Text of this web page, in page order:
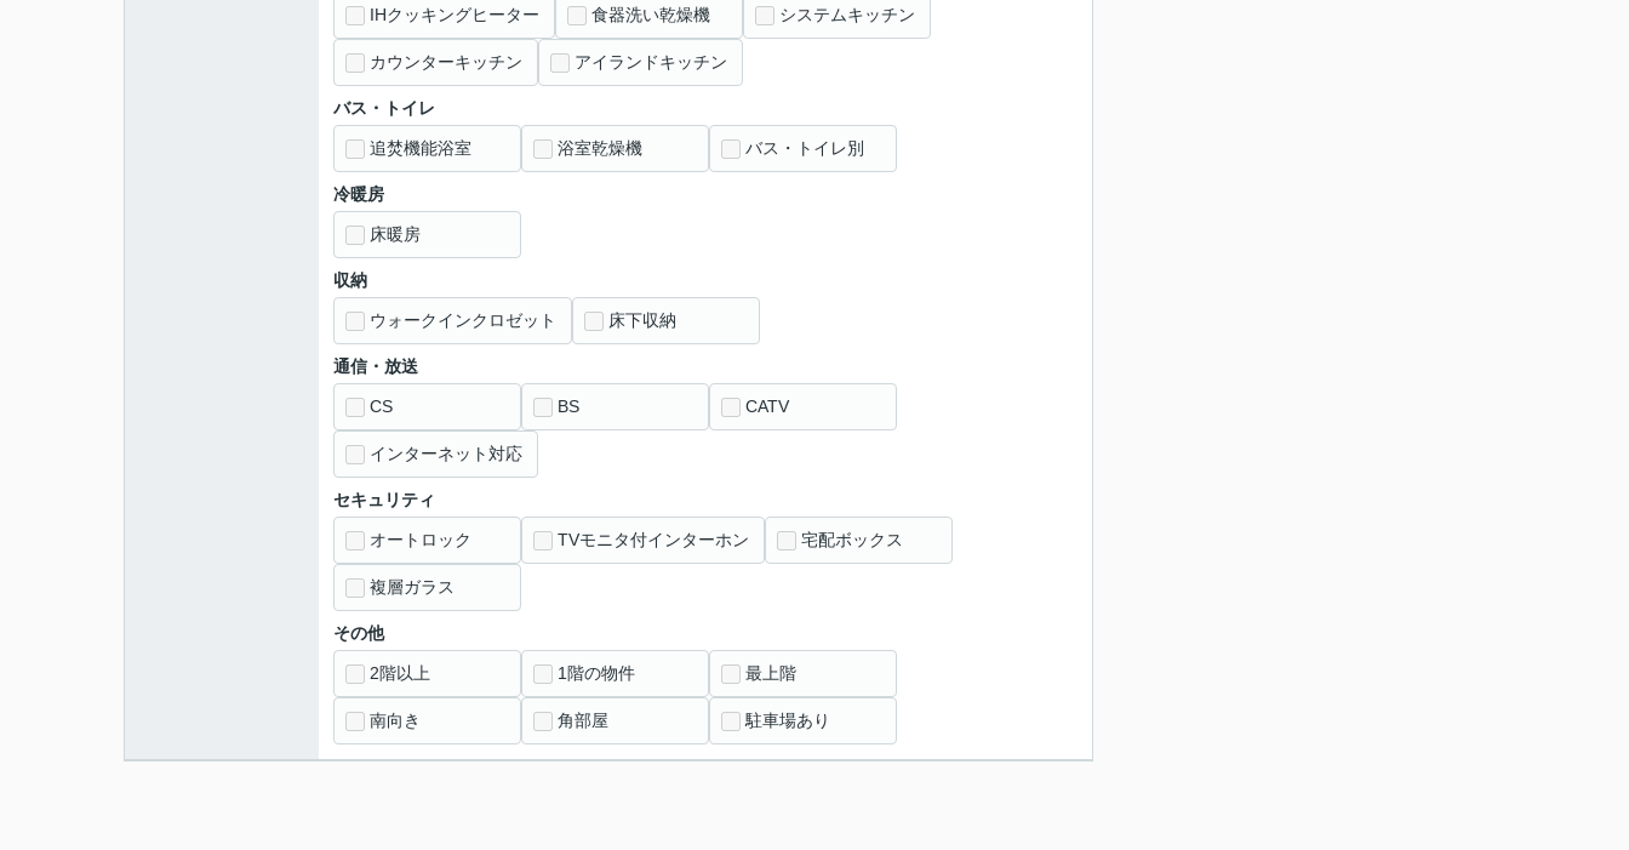
IHクッキングヒーター 食器洗い乾燥機 システムキッチン
カウンターキッチン アイランドキッチン
バス・トイレ
追焚機能浴室 浴室乾燥機 バス・トイレ別
冷暖房
床暖房
収納
ウォークインクロゼット 床下収納
通信・放送
CS BS CATV
インターネット対応
セキュリティ
オートロック TVモニタ付インターホン 宅配ボックス
複層ガラス
その他
2階以上 1階の物件 最上階
南向き 角部屋 駐車場あり